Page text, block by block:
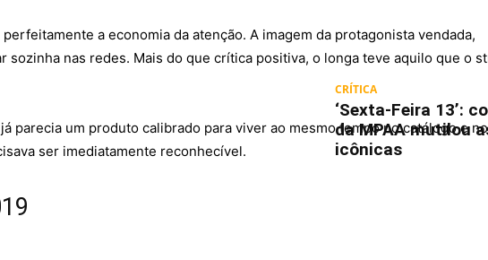
a economia da atenção. A imagem da protagonista vendada,
nas redes. Mais do que crítica positiva, o longa teve aquilo que o
parecia um produto calibrado para viver ao mesmo tempo no catálogo e
ser imediatamente reconhecível.
CRÍTICA
‘Sexta-Feira 13’:
da MPAA mutilou
icônicas